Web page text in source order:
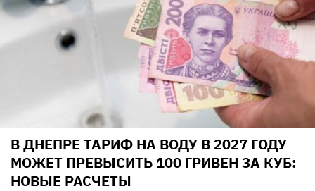
В ДНЕПРЕ ТАРИФ НА ВОДУ В 2027 ГОДУ
МОЖЕТ ПРЕВЫСИТЬ 100 ГРИВЕН ЗА КУБ:
НОВЫЕ РАСЧЕТЫ